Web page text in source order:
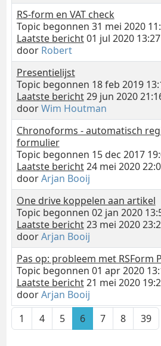
RS-form en VAT check
Topic begonnen 31 mei 2020
Laatste bericht01 jul 2020 13:27
door Robert
Presentielijst
Topic begonnen 18 feb 2019
Laatste bericht29 jun 2020
doorWim Houtman
Chronoforms - automatisch
formulier
Topic begonnen 15 dec 2017
Laatste bericht24 mei 2020
doorArjan Booij
One drive koppelen aan artikel
Topic begonnen 02 jan 2020
Laatste bericht23 mei 2020
doorArjan Booij
Pas op: probleem met RSForm
Topic begonnen 01 apr 2020
Laatste bericht21 mei 2020
doorArjan Booij
1
4 5 6 7 8 39